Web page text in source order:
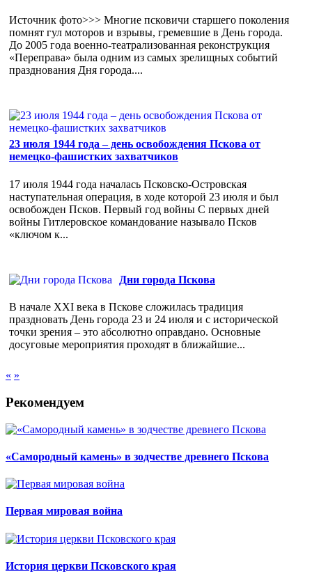
Источник фото>>> Многие псковичи старшего поколения
помнят гул моторов и взрывы, гремевшие в День города.
До 2005 года военно-театрализованная реконструкция
«Переправа» была одним из самых зрелищных событий
празднования Дня города....
23 июля 1944 года – день освобождения Пскова от
немецко-фашистких захватчиков
17 июля 1944 года началась Псковско-Островская
наступательная операция, в ходе которой 23 июля и был
освобожден Псков. Первый год войны С первых дней
войны Гитлеровское командование называло Псков
«ключом к...
Дни города Пскова
В начале XXI века в Пскове сложилась традиция
праздновать День города 23 и 24 июля и с исторической
точки зрения – это абсолютно оправдано. Основные
досуговые мероприятия проходят в ближайшие...
« »
Рекомендуем
«Самородный камень» в зодчестве древнего Пскова
Первая мировая война
История церкви Псковского края